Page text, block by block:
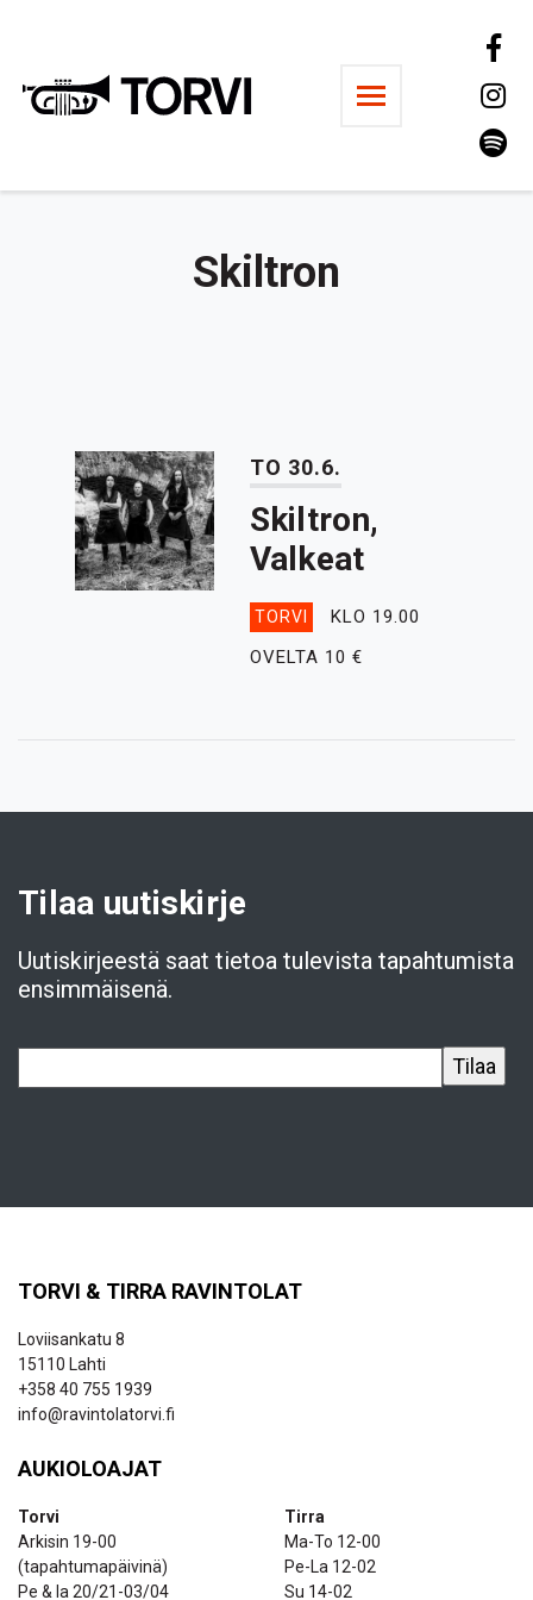
Ravintola Torvi
Skiltron
TO 30.6.
Skiltron,
Valkeat
TORVI
KLO 19.00
OVELTA 10 €
Tilaa uutiskirje
Uutiskirjeestä saat tietoa tulevista tapahtumista
ensimmäisenä.
TORVI & TIRRA RAVINTOLAT
Loviisankatu 8
15110 Lahti
+358 40 755 1939
info@ravintolatorvi.fi
AUKIOLOAJAT
Torvi
Arkisin 19-00
(tapahtumapäivinä)
Pe & la 20/21-03/04
Tirra
Ma-To 12-00
Pe-La 12-02
Su 14-02